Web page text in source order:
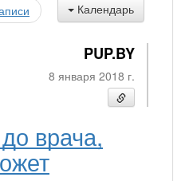
Календарь
PUP.BY
8 января 2018 г.
врача,